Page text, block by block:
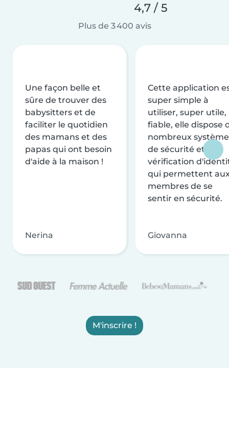
4,7 / 5
Plus de 3 400 avis
Une façon belle et
sûre de trouver des
babysitters et de
faciliter le quotidien
des mamans et des
papas qui ont besoin
d'aide à la maison !
Nerina
Cette application
super simple à
utiliser, super utile,
fiable, elle dispose
nombreux
de sécurité et de
vérification
qui permettent
membres de se
sentir en sécurité.
Giovanna
M'inscrire !